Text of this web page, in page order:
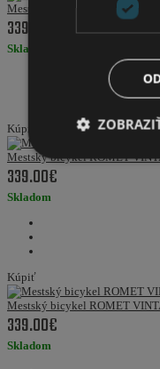
Mestský bicykel ROMET
339.00€
Skladom
Kúpiť
Mestský bicykel ROMET
339.00€
Skladom
Kúpiť
Mestský bicykel ROMET
339.00€
Skladom